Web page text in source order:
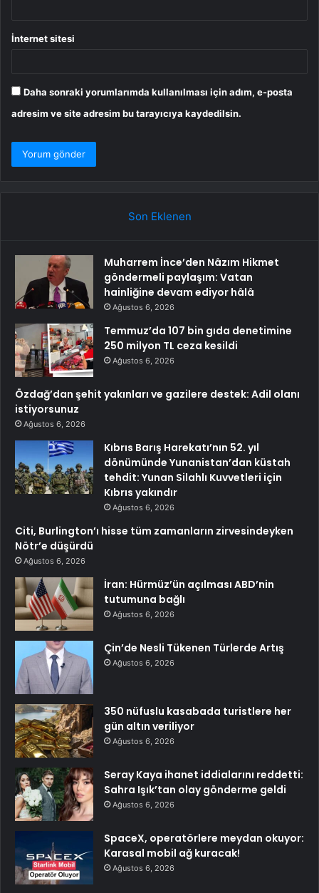
İnternet sitesi
Daha sonraki yorumlarımda kullanılması için adım, e-posta
adresim ve site adresim bu tarayıcıya kaydedilsin.
Son Eklenen
Muharrem İnce’den Nâzım Hikmet
göndermeli paylaşım: Vatan
hainliğine devam ediyor hâlâ
Ağustos 6, 2026
Temmuz’da 107 bin gıda denetimine
250 milyon TL ceza kesildi
Ağustos 6, 2026
Özdağ’dan şehit yakınları ve gazilere destek: Adil olanı
istiyorsunuz
Ağustos 6, 2026
Kıbrıs Barış Harekatı’nın 52. yıl
dönümünde Yunanistan’dan küstah
tehdit: Yunan Silahlı Kuvvetleri için
Kıbrıs yakındır
Ağustos 6, 2026
Citi, Burlington’ı hisse tüm zamanların zirvesindeyken
Nötr’e düşürdü
Ağustos 6, 2026
İran: Hürmüz’ün açılması ABD’nin
tutumuna bağlı
Ağustos 6, 2026
Çin’de Nesli Tükenen Türlerde Artış
Ağustos 6, 2026
350 nüfuslu kasabada turistlere her
gün altın veriliyor
Ağustos 6, 2026
Seray Kaya ihanet iddialarını reddetti:
Sahra Işık’tan olay gönderme geldi
Ağustos 6, 2026
SpaceX, operatörlere meydan okuyor:
Karasal mobil ağ kuracak!
Ağustos 6, 2026